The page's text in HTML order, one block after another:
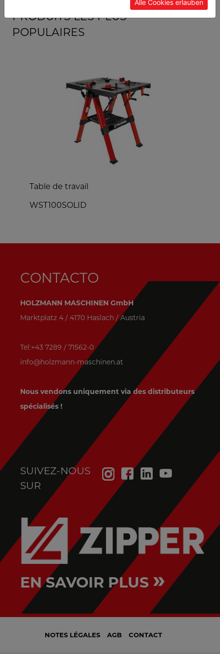
PRODUITS LES PLUS
POPULAIRES
Table de travail
WST100SOLID
CONTACTO
HOLZMANN MASCHINEN GmbH
Marktplatz 4 / 4170 Haslach / Austria
Tel:+43 7289 / 71562-0
info@holzmann-maschinen.at
Nous vendons uniquement via des distributeurs
spécialisés !
SUIVEZ-NOUS
SUR
EN SAVOIR PLUS »
NOTES LÉGALES AGB CONTACT
Alle Cookies erlauben